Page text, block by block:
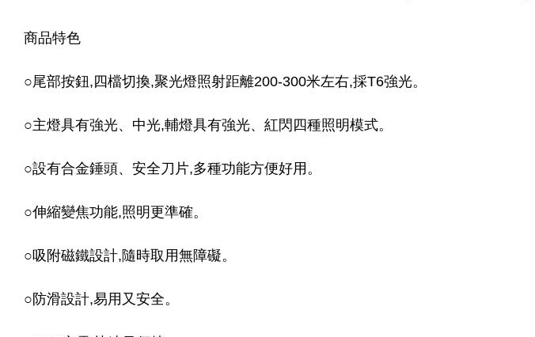
商品特色
○尾部按鈕,四檔切換,聚光燈照射距離200-300米左右,採T6強光。
○主燈具有強光、中光,輔燈具有強光、紅閃四種照明模式。
○設有合金錘頭、安全刀片,多種功能方便好用。
○伸縮變焦功能,照明更準確。
○吸附磁鐵設計,隨時取用無障礙。
○防滑設計,易用又安全。